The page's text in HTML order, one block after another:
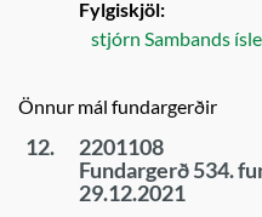
Fylgiskjöl:
stjórn Sambands
Önnur mál fundargerðir
12.
2201108
Fundargerð 534.
29.12.2021